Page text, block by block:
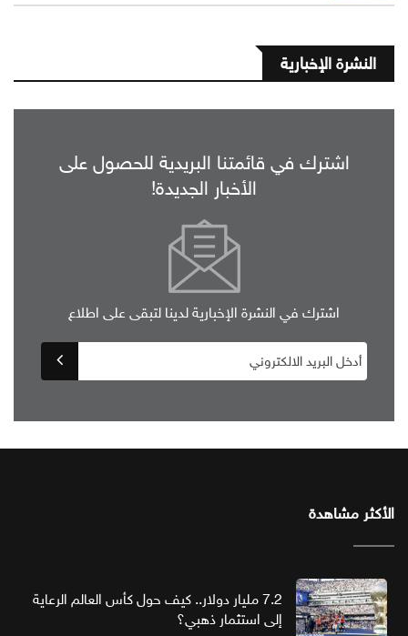
النشرة الإخبارية
اشترك في قائمتنا البريدية للحصول على
الأخبار الجديدة!
اشترك في النشرة الإخبارية لدينا لتبقى على اطلاع
الأكثر مشاهدة
7.2 مليار دولار.. كيف حول كأس العالم الرعاية
إلى استثمار ذهبي؟